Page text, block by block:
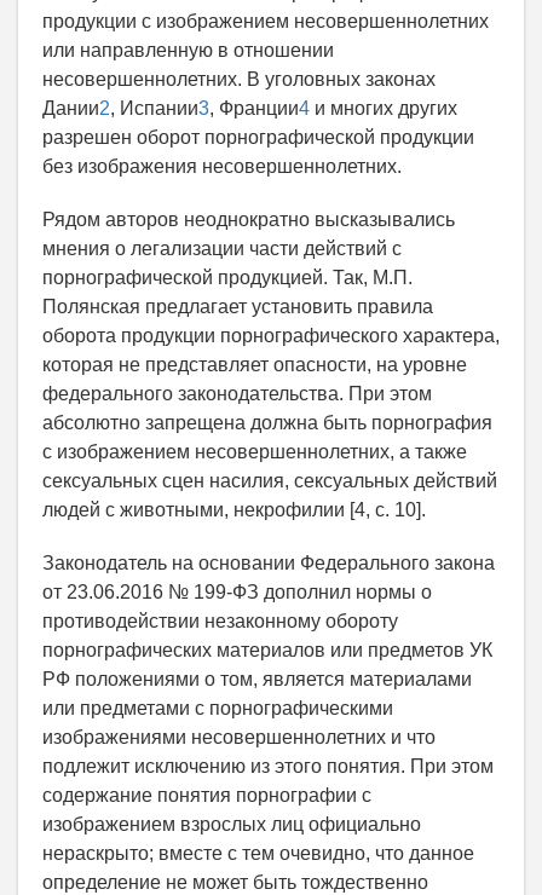
продукции с изображением несовершеннолетних
или направленную в отношении
несовершеннолетних. В уголовных законах
Дании2, Испании3, Франции4 и многих других
разрешен оборот порнографической продукции
без изображения несовершеннолетних.
Рядом авторов неоднократно высказывались
мнения о легализации части действий с
порнографической продукцией. Так, М.П.
Полянская предлагает установить правила
оборота продукции порнографического характера,
которая не представляет опасности, на уровне
федерального законодательства. При этом
абсолютно запрещена должна быть порнография
с изображением несовершеннолетних, а также
сексуальных сцен насилия, сексуальных действий
людей с животными, некрофилии [4, с. 10].
Законодатель на основании Федерального закона
от 23.06.2016 № 199-ФЗ дополнил нормы о
противодействии незаконному обороту
порнографических материалов или предметов УК
РФ положениями о том, является материалами
или предметами с порнографическими
изображениями несовершеннолетних и что
подлежит исключению из этого понятия. При этом
содержание понятия порнографии с
изображением взрослых лиц официально
нераскрыто; вместе с тем очевидно, что данное
определение не может быть тождественно